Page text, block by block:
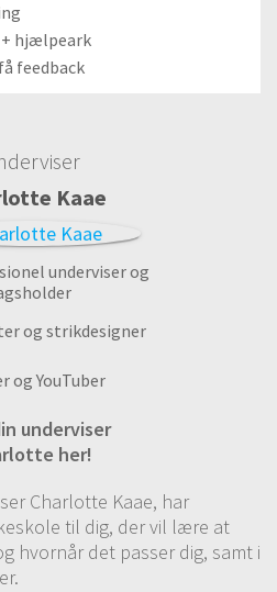
hjælpeark
feedback
Kaae
underviser og
og strikdesigner
og YouTuber
underviser
her!
Charlotte Kaae, har
til dig, der vil lære at
hvornår det passer dig, samt i